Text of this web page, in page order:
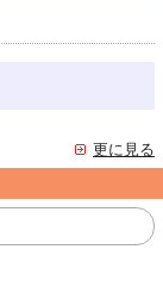
更に見る